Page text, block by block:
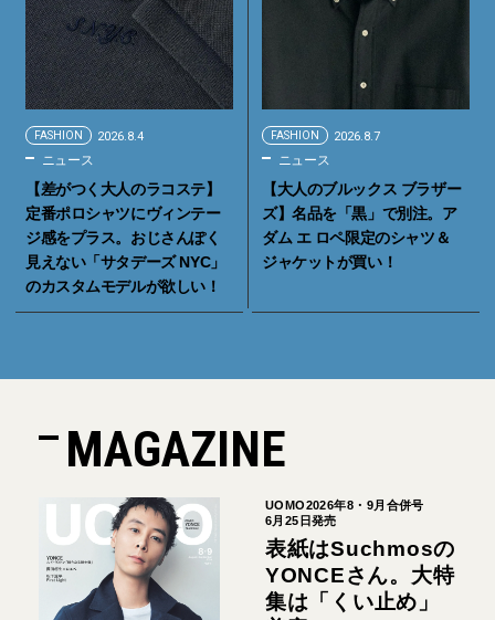
FASHION 2026.8.4
ニュース
【差がつく大人のラコステ】
定番ポロシャツにヴィンテー
ジ感をプラス。おじさんぽく
見えない「サタデーズ NYC」
のカスタムモデルが欲しい！
FASHION 2026.8.7
ニュース
【大人のブルックス ブラザー
ズ】名品を「黒」で別注。ア
ダム エ ロペ限定のシャツ＆
ジャケットが買い！
MAGAZINE
UOMO2026年8・9月合併号
6月25日発売
表紙はSuchmosの
YONCEさん。大特
集は「くい止め」